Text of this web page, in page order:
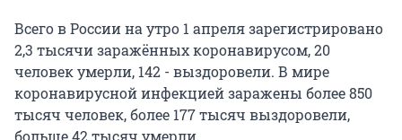
Всего в России на утро 1 апреля зарегистрировано
2,3 тысячи заражённых коронавирусом, 20
человек умерли, 142 - выздоровели. В мире
коронавирусной инфекцией заражены более 850
тысяч человек, более 177 тысяч выздоровели,
больше 42 тысяч умерли.